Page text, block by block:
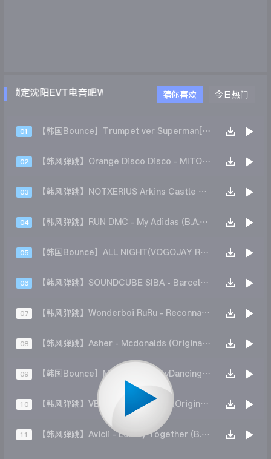
锁定沈阳EVT电音吧WWW.EVTDJ.COM
猜你喜欢 今日热门
01 【韩国Bounce】Trumpet ver Superman[2K22 BIONIC Re-Make]
02 【韩风弹跳】Orange Disco Disco - MITOCHY Mush Up EDIT
03 【韩风弹跳】NOTXERIUS Arkins Castle J - We Be Goin(Sonic Remix)
04 【韩风弹跳】RUN DMC - My Adidas (B.A.S.E)
05 【韩国Bounce】ALL NIGHT(VOGOJAY REMIX)
06 【韩风弹跳】SOUNDCUBE SIBA - Barcelona(Remix)
07 【韩风弹跳】Wonderboi RuRu - Reconnaissance (Radio Edit)
08 【韩风弹跳】Asher - Mcdonalds (Original Mix)
09 【韩国Bounce】MadBeatz-DirtyDancing(AsterJeride 2021Remix)
10 【韩风弹跳】VERO - Suwon Drift (Original Mix)
11 【韩风弹跳】Avicii - Lonely Together (B.A.S.E 2024 REMIX)